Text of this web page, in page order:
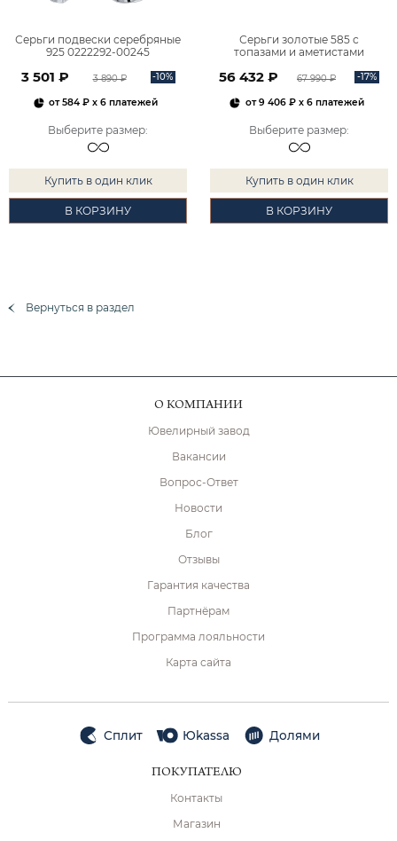
Серьги подвески серебряные
925 0222292-00245
3 501 ₽ 3 890 ₽ -10%
от584 ₽ x 6 платежей
Выберите размер:
Купить в один клик
В КОРЗИНУ
Серьги золотые 585 с
топазами и аметистами
56 432 ₽ 67 990 ₽ -17%
от9 406 ₽x 6 платежей
Выберите размер:
Купить в один клик
В КОРЗИНУ
Вернуться в раздел
О КОМПАНИИ
Ювелирный завод
Вакансии
Вопрос-Ответ
Новости
Блог
Отзывы
Гарантия качества
Партнёрам
Программа лояльности
Карта сайта
Сплит Юkassa Долями
ПОКУПАТЕЛЮ
Контакты
Магазин